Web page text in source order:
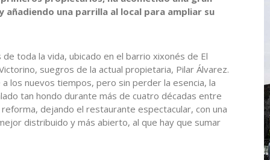
una parrilla al local para ampliar su
de toda la vida, ubicado en el barrio xixonés de El
suegros de la actual propietaria, Pilar Álvarez.
los nuevos tiempos, pero sin perder la esencia, la
tan hondo durante más de cuatro décadas entre
dejando el restaurante espectacular, con una
distribuido y más abierto, al que hay que sumar